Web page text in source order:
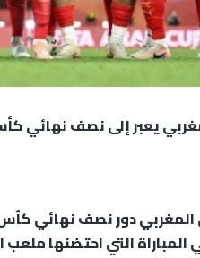
يعبر إلى نصف نهائي
المغربي دور نصف نهائي
التي احتضنها